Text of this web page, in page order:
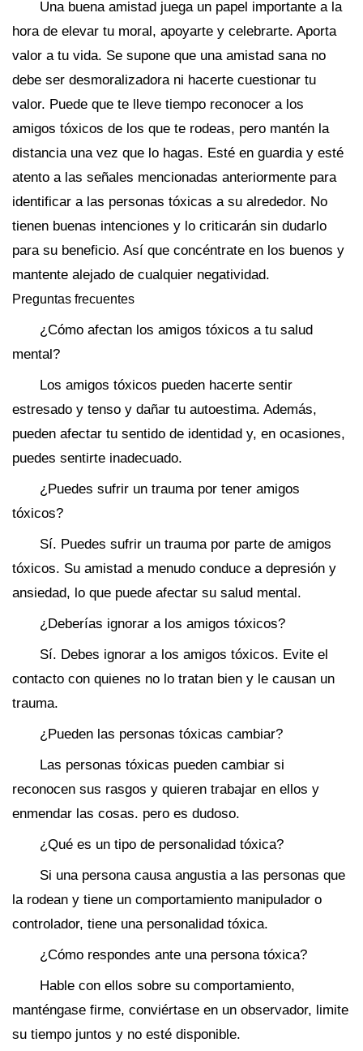
Una buena amistad juega un papel importante a la
hora de elevar tu moral, apoyarte y celebrarte. Aporta
valor a tu vida. Se supone que una amistad sana no
debe ser desmoralizadora ni hacerte cuestionar tu
valor. Puede que te lleve tiempo reconocer a los
amigos tóxicos de los que te rodeas, pero mantén la
distancia una vez que lo hagas. Esté en guardia y esté
atento a las señales mencionadas anteriormente para
identificar a las personas tóxicas a su alrededor. No
tienen buenas intenciones y lo criticarán sin dudarlo
para su beneficio. Así que concéntrate en los buenos y
mantente alejado de cualquier negatividad.
Preguntas frecuentes
¿Cómo afectan los amigos tóxicos a tu salud
mental?
Los amigos tóxicos pueden hacerte sentir
estresado y tenso y dañar tu autoestima. Además,
pueden afectar tu sentido de identidad y, en ocasiones,
puedes sentirte inadecuado.
¿Puedes sufrir un trauma por tener amigos
tóxicos?
Sí. Puedes sufrir un trauma por parte de amigos
tóxicos. Su amistad a menudo conduce a depresión y
ansiedad, lo que puede afectar su salud mental.
¿Deberías ignorar a los amigos tóxicos?
Sí. Debes ignorar a los amigos tóxicos. Evite el
contacto con quienes no lo tratan bien y le causan un
trauma.
¿Pueden las personas tóxicas cambiar?
Las personas tóxicas pueden cambiar si
reconocen sus rasgos y quieren trabajar en ellos y
enmendar las cosas. pero es dudoso.
¿Qué es un tipo de personalidad tóxica?
Si una persona causa angustia a las personas que
la rodean y tiene un comportamiento manipulador o
controlador, tiene una personalidad tóxica.
¿Cómo respondes ante una persona tóxica?
Hable con ellos sobre su comportamiento,
manténgase firme, conviértase en un observador, limite
su tiempo juntos y no esté disponible.